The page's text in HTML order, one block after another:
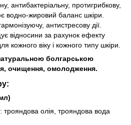
антибактеріальну, протигрибкову,
водно-жировий баланс шкіри.
антистресову дії.
відносини за рахунок ефекту
кожного віку і кожного типу шкіри.
болгарською
очищення, омолодження.
: трояндова олія, трояндова вода